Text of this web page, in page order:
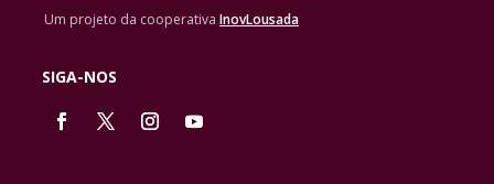
Um projeto da cooperativa InovLousada
SIGA-NOS